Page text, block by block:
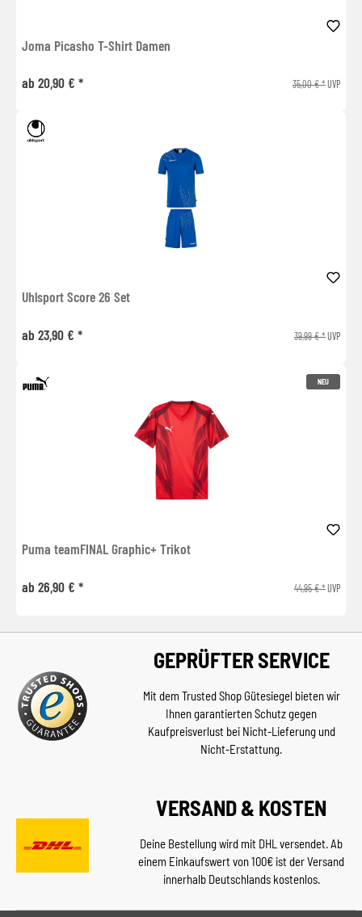
Joma Picasho T-Shirt Damen
ab 20,90 € * 35,00 € *UVP
Uhlsport Score 26 Set
ab 23,90 € * 39,99 € *UVP
NEU
Puma teamFINAL Graphic+ Trikot
ab 26,90 € * 44,95 € *UVP
GEPRÜFTER SERVICE
Mit dem Trusted Shop Gütesiegel bieten wir
Ihnen garantierten Schutz gegen
Kaufpreisverlust bei Nicht-Lieferung und
Nicht-Erstattung.
VERSAND & KOSTEN
Deine Bestellung wird mit DHL versendet. Ab
einem Einkaufswert von 100€ ist der Versand
innerhalb Deutschlands kostenlos.